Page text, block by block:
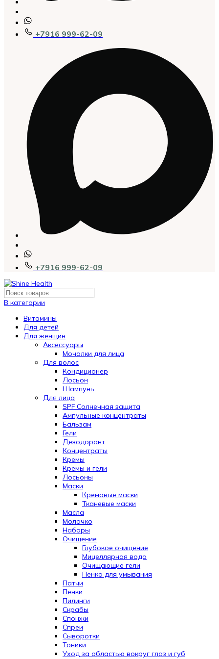
+7916 999-62-09
+7916 999-62-09
В категории
Витамины
Для детей
Для женщин
Аксессуары
Мочалки для лица
Для волос
Кондиционер
Лосьон
Шампунь
Для лица
SPF Солнечная защита
Ампульные концентраты
Бальзам
Гели
Дезодорант
Концентраты
Кремы
Кремы и гели
Лосьоны
Маски
Кремовые маски
Тканевые маски
Масла
Молочко
Наборы
Очищение
Глубокое очищение
Мицеллярная вода
Очищающие гели
Пенка для умывания
Патчи
Пенки
Пилинги
Скрабы
Спонжи
Спреи
Сыворотки
Тоники
Уход за областью вокруг глаз и губ